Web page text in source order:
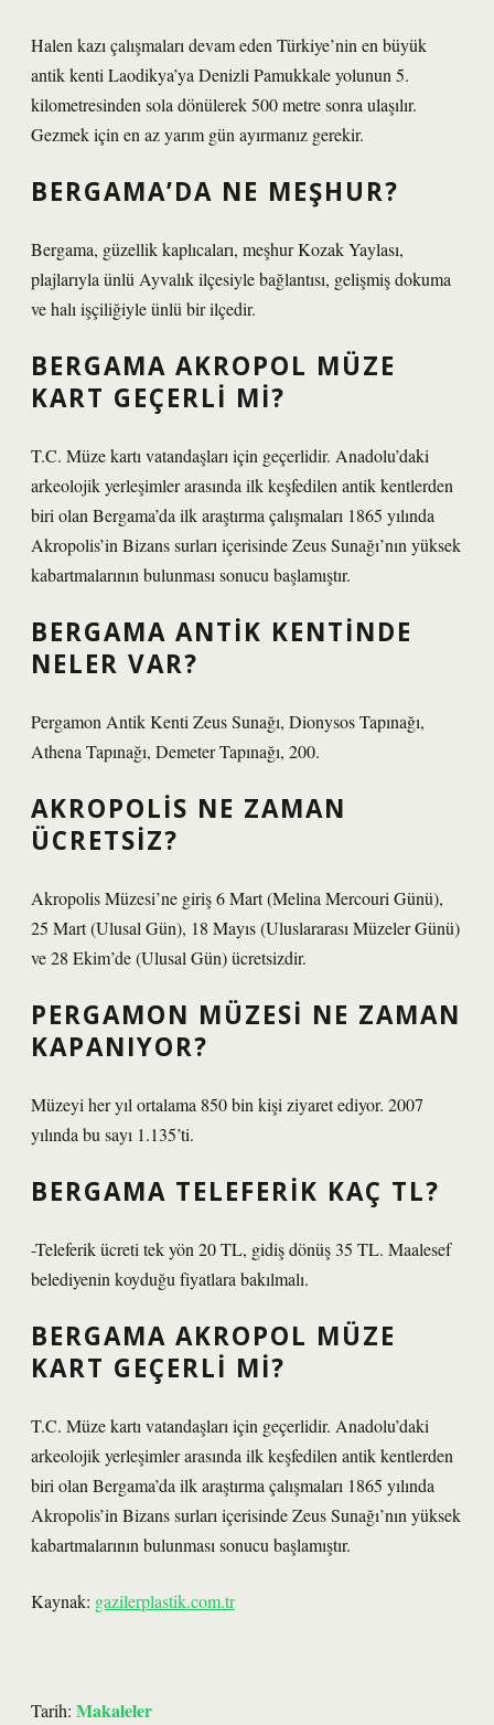
Halen kazı çalışmaları devam eden Türkiye’nin en büyük
antik kenti Laodikya’ya Denizli Pamukkale yolunun 5.
kilometresinden sola dönülerek 500 metre sonra ulaşılır.
Gezmek için en az yarım gün ayırmanız gerekir.
BERGAMA’DA NE MEŞHUR?
Bergama, güzellik kaplıcaları, meşhur Kozak Yaylası,
plajlarıyla ünlü Ayvalık ilçesiyle bağlantısı, gelişmiş dokuma
ve halı işçiliğiyle ünlü bir ilçedir.
BERGAMA AKROPOL MÜZE
KART GEÇERLI MI?
T.C. Müze kartı vatandaşları için geçerlidir. Anadolu’daki
arkeolojik yerleşimler arasında ilk keşfedilen antik kentlerden
biri olan Bergama’da ilk araştırma çalışmaları 1865 yılında
Akropolis’in Bizans surları içerisinde Zeus Sunağı’nın yüksek
kabartmalarının bulunması sonucu başlamıştır.
BERGAMA ANTIK KENTINDE
NELER VAR?
Pergamon Antik Kenti Zeus Sunağı, Dionysos Tapınağı,
Athena Tapınağı, Demeter Tapınağı, 200.
AKROPOLIS NE ZAMAN
ÜCRETSIZ?
Akropolis Müzesi’ne giriş 6 Mart (Melina Mercouri Günü),
25 Mart (Ulusal Gün), 18 Mayıs (Uluslararası Müzeler Günü)
ve 28 Ekim’de (Ulusal Gün) ücretsizdir.
PERGAMON MÜZESI NE ZAMAN
KAPANIYOR?
Müzeyi her yıl ortalama 850 bin kişi ziyaret ediyor. 2007
yılında bu sayı 1.135’ti.
BERGAMA TELEFERIK KAÇ TL?
-Teleferik ücreti tek yön 20 TL, gidiş dönüş 35 TL. Maalesef
belediyenin koyduğu fiyatlara bakılmalı.
BERGAMA AKROPOL MÜZE
KART GEÇERLI MI?
T.C. Müze kartı vatandaşları için geçerlidir. Anadolu’daki
arkeolojik yerleşimler arasında ilk keşfedilen antik kentlerden
biri olan Bergama’da ilk araştırma çalışmaları 1865 yılında
Akropolis’in Bizans surları içerisinde Zeus Sunağı’nın yüksek
kabartmalarının bulunması sonucu başlamıştır.
Kaynak: gazilerplastik.com.tr
Tarih: Makaleler